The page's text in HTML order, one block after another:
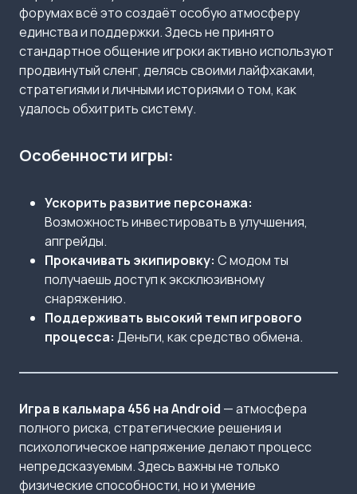
форумах всё это создаёт особую атмосферу
единства и поддержки. Здесь не принято
стандартное общение игроки активно используют
продвинутый сленг, делясь своими лайфхаками,
стратегиями и личными историями о том, как
удалось обхитрить систему.
Особенности игры:
Ускорить развитие персонажа:
Возможность инвестировать в улучшения,
апгрейды.
Прокачивать экипировку: С модом ты
получаешь доступ к эксклюзивному
снаряжению.
Поддерживать высокий темп игрового
процесса: Деньги, как средство обмена.
Игра в кальмара 456 на Android — атмосфера
полного риска, стратегические решения и
психологическое напряжение делают процесс
непредсказуемым. Здесь важны не только
физические способности, но и умение